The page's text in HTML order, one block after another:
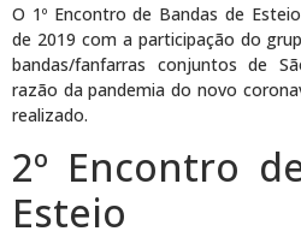
O 1º Encontro de Bandas de
de 2019 com a participação do
bandas/fanfarras conjuntos de
razão da pandemia do novo
realizado.
2º Encontro
Esteio